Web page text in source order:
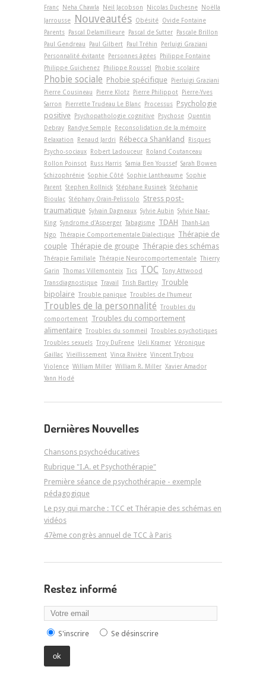
Franc
Neha Chawla Neil Jacobson Nicolas Duchesne
Noëlla
Jarrousse
Nouveautés Obésité Ovide Fontaine
Parents
Pascal Delamillieure Pascal de Sutter
Pascale Brillon
Paul Gendreau
Paul Gilbert Paul Tréhin
Perluigi Graziani
Personnalité évitante
Personnes âgées
Philippe Fontaine
Philippe Guichenez
Philippe Roussel Phobie scolaire
Phobie sociale Phobie spécifique
Pierluigi Graziani
Pierre Cousineau
Pierre Klotz Pierre Philippot
Pierre-Yves
Sarron
Pierrette Trudeau Le Blanc Processus Psychologie
positive
Psychopathologie cognitive Psychose Quentin
Debray
Randye Semple
Reconsolidation de la mémoire
Relaxation
Renaud Jardri Rébecca Shankland
Risques
Psycho-sociaux
Robert Ladouceur
Roland Coutanceau
Rollon Poinsot
Russ Harris Samia Ben Youssef Sarah Bowen
Schizophrénie Sophie Côté Sophie Lantheaume Sophie
Parent Stephen Rollnick Stéphane Rusinek Stéphanie
Bioulac Stéphany Orain-Pelissolo
Stress post-
traumatique Sylvain Dagneaux Sylvie Aubin Sylvie Naar-
King Syndrome d'Asperger Tabagisme TDAH Thanh-Lan
Ngo Thérapie Comportementale Dialectique Thérapie de
couple Thérapie de groupe Thérapie des schémas
Thérapie Familiale Thérapie Neurocomportementale Thierry
Garin Thomas Villemonteix Tics TOC Tony Attwood
Transdiagnostique Travail Trish Bartley Trouble
bipolaire Trouble panique Troubles de l'humeur
Troubles de la personnalité Troubles du
comportement Troubles du comportement
alimentaire Troubles du sommeil
Troubles psychotiques
Troubles sexuels Troy DuFrene Ueli Kramer Véronique
Gaillac Vieillissement Vinca Rivière Vincent Trybou
Violence William Miller William R. Miller Xavier Amador
Yann Hodé
Dernières Nouvelles
Chansons psychoéducatives
Rubrique "I.A. et Psychothérapie"
Première séance de psychothérapie - exemple
pédagogique
Le psy qui marche : TCC et Thérapie des schémas en
vidéos
47ème congrès annuel de TCC à Paris
Restez informé
S'inscrire Se désinscrire